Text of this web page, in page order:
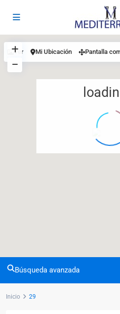
12
Ver Mi Ubicación Pantalla
Búsqueda avanzada
Inicio 29